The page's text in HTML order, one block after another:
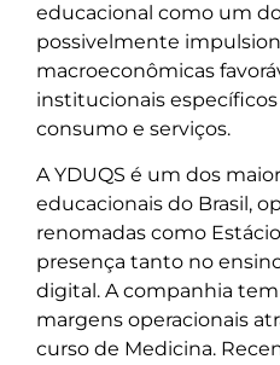
educacional como um
possivelmente
macroeconômicas
institucionais
consumo e serviços.
A YDUQS é um dos
educacionais do Brasil,
renomadas como
presença tanto no
digital. A companhia
margens operacionais
curso de Medicina.